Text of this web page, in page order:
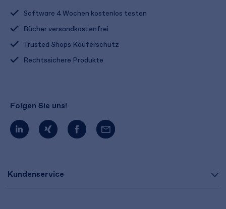
Kundenservice
Software 4 Wochen kostenlos testen
Bücher versandkostenfrei
Trusted Shops Käuferschutz
Rechtssichere Produkte
Folgen Sie uns!